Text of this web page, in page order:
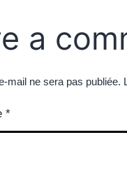
a
mail ne sera pas publiée.
*